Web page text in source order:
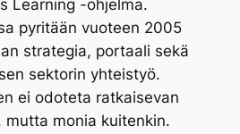
Learning -ohjelma.
pyritään vuoteen 2005
strategia, portaali sekä
sektorin yhteistyö.
ei odoteta ratkaisevan
mutta monia kuitenkin.